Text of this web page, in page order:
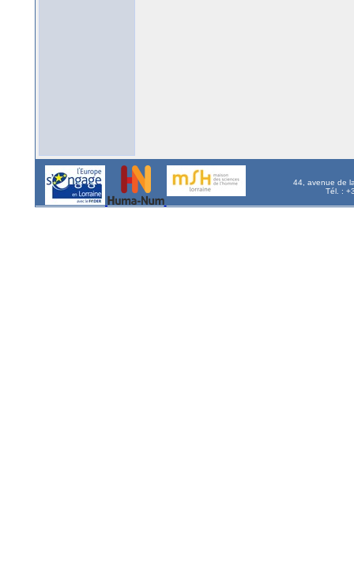
44, avenue de
Tél. :